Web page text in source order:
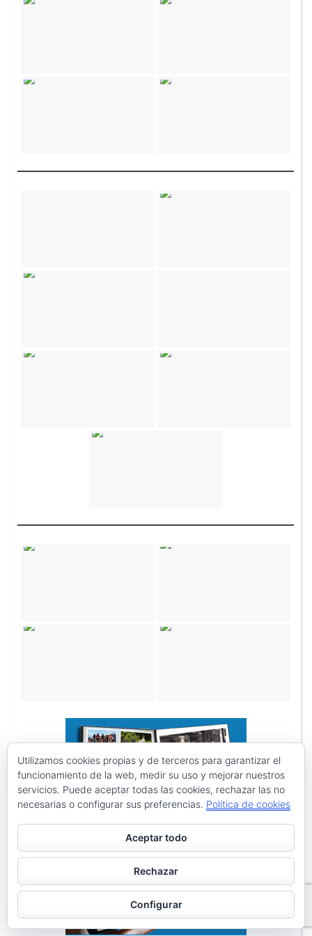
Utilizamos cookies propias y de terceros para garantizar el
funcionamiento de la web, medir su uso y mejorar nuestros
servicios. Puede aceptar todas las cookies, rechazar las no
necesarias o configurar sus preferencias. Política de cookies
Aceptar todo
Rechazar
Configurar